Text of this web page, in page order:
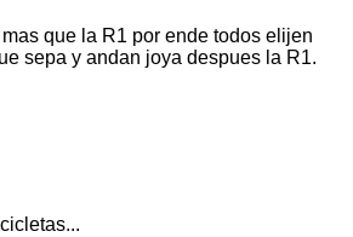
que la R1 por ende todos elijen
sepa y andan joya despues la R1.